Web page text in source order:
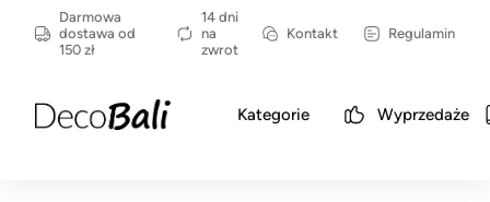
Darmowa
dostawa od
150 zł
14 dni
na
zwrot
Kontakt Regulamin
Kategorie Wyprzedaże